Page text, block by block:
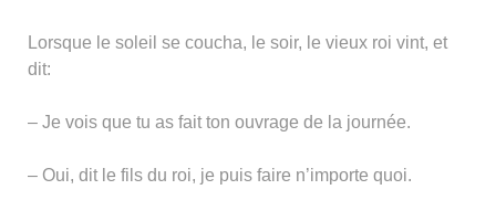
Lorsque le soleil se coucha, le soir, le vieux roi vint, et
dit:
– Je vois que tu as fait ton ouvrage de la journée.
– Oui, dit le fils du roi, je puis faire n’importe quoi.